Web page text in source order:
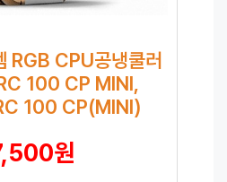
RGB CPU공냉쿨러
100 CP MINI,
100 CP(MINI)
원